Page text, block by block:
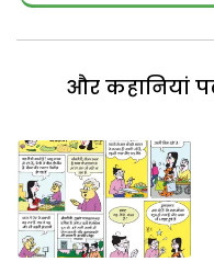
और कहानियां